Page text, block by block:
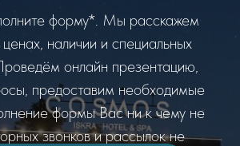
форму*. Мы расскажем
наличии и специальных
онлайн презентацию,
предоставим необходимые
формы Вас ни к чему не
звонков и рассылок не